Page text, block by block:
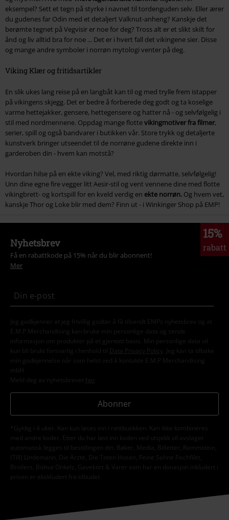
eksempel? Sett et tegn på styrke i navnet til tordenguden selv. Eller ærer
du gudenes far Odin med et detaljert Valknut-anheng? Kanskje det
berømte tegnet på Vegvisir er noe for deg? Tross alt er et slikt skilt for
ånd og liv alltid bra for noe ... Det er i hvert fall det vikingene sier. Disse
og mange andre symboler i norrøn mytologi venter på deg.
Viking Klær og fritidsartikler
En slik ukes lang reise på en langbåt kan til og med trylle frem istapper
på vikingens skjegg. Det er bedre å forberede deg godt og ta koselige
varme hettejakker, gensere, hettegensere og hatter nå - og selvfølgelig i
stil med nordmennene. Oppdag mange flottevikingmotiver fra filmer,
serier, spill og også bandvarer i butikken vår. Store trykk og detaljerte
kunstverk bringer utseendet til de norrøne gudene direkte inn i
garderoben din - hvem kan motstå?
Hvordan hilse på en ekte viking? Vel, med riktig dørmatte, selvfølgelig!
Unn dine egne fire vegger litt Aesir-stil og vent vennene dine med flotte
vikingbrett- og kortspill for en kveld verdig en ekte norrøn. Og hvem vet,
kanskje Thor og Loke blir med dem? Finn ut - i Winkinger Shop på EMP!
15%
rabatt
Nyhetsbrev
Få en rabattkode på 15% når du blir abonnent!
Mer
Jeg godkjenner at jeg frivillig godtar å få tilsendt EMPs nyhetsbrev og at
E.M.P Merchandising kan bruke min personlige data og sende
informasjon om produkter på et gjentatt basis. Min personlige data vil
kun bli brukt forsvarlig i henhold til
Data Privacy Policy
. Jeg kan ta tilbake
min godkjennelse når som helst ved å kontakte E.M.P Merchandising
mbH
Meld deg av nyhetsbrevet her
Abonner
*Gyldig i 4 uker. Kan kun løses inn i nettbutikken. Kan ikke kombineres
med andre koder. Etter du har løst inn koden ved utsjekk vil avslaget
automatisk legges til bestillingen din. Bøker, Media, Billetter, Rammstein,
(Till) Lindemann, Die Ärzte, Die Toten Hosen, Feine Sahne Fischfilet,
Broilers, Böhse Onkelz, Gavekort & Varer som har en donasjon inkludert i
prisen er ekskludert fra tilbudet.